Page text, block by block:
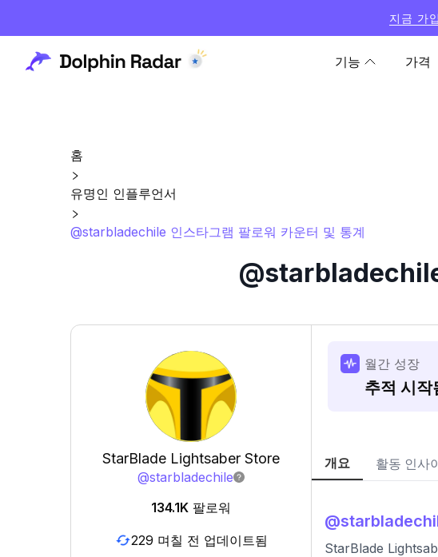
지금 가입
기능 가격
홈
유명인 인플루언서
@starbladechile 인스타그램 팔로워 카운터 및 통계
StarBlade Lightsaber Store
@starbladechile
134.1K 팔로워
229 며칠 전 업데이트됨
월간 성장
추적 시작
개요 활동 인사
@
StarBlade